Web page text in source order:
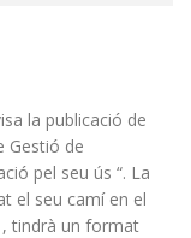
la publicació de
Gestió de
pel seu ús “. La
el seu camí en el
tindrà un format